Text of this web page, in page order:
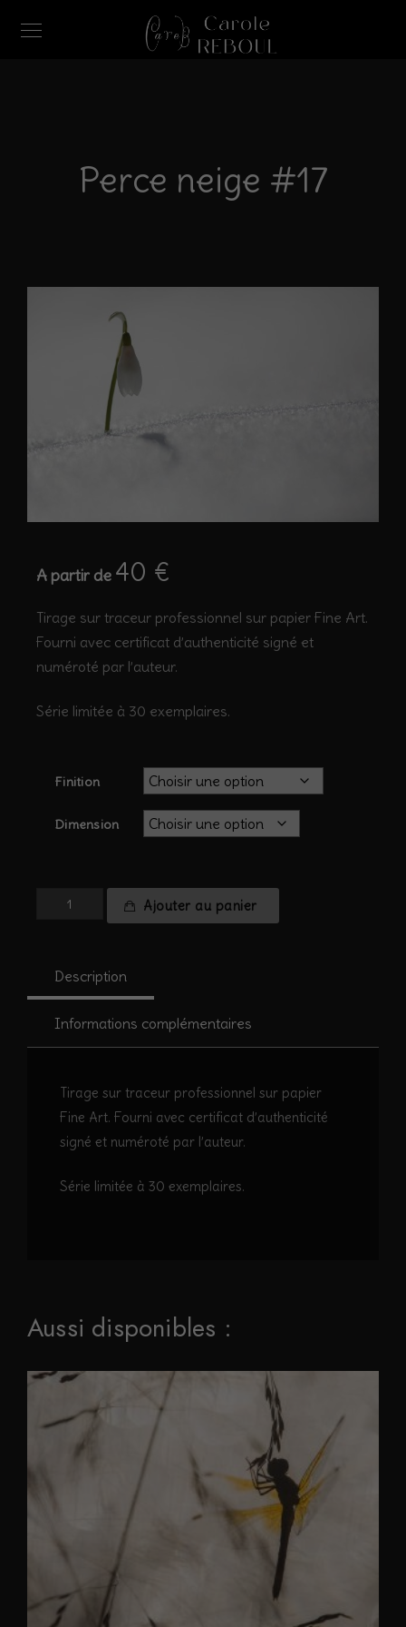
Perce neige #17
A partir de 40 €
Tirage sur traceur professionnel sur papier Fine Art.
Fourni avec certificat d’authenticité signé et
numéroté par l’auteur.
Série limitée à 30 exemplaires.
Finition
Dimension
quantité
#17
Ajouter au panier
Description
Informations complémentaires
Tirage sur traceur professionnel sur papier
Fine Art. Fourni avec certificat d’authenticité
signé et numéroté par l’auteur.
Série limitée à 30 exemplaires.
Aussi disponibles :